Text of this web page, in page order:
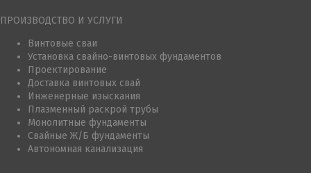
ПРОИЗВОДСТВО И УСЛУГИ
Винтовые сваи
Установка свайно-винтовых фундаментов
Проектирование
Доставка винтовых свай
Инженерные изыскания
Плазменный раскрой трубы
Монолитные фундаменты
Свайные Ж/Б фундаменты
Автономная канализация